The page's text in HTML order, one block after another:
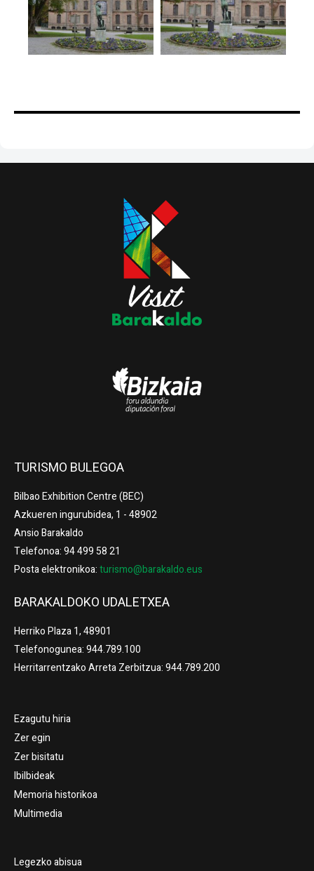
TURISMO BULEGOA
Bilbao Exhibition Centre (BEC)
Azkueren ingurubidea, 1 - 48902
Ansio Barakaldo
Telefonoa: 94 499 58 21
Posta elektronikoa:turismo@barakaldo.eus
BARAKALDOKO UDALETXEA
Herriko Plaza 1, 48901
Telefonogunea: 944.789.100
Herritarrentzako Arreta Zerbitzua: 944.789.200
Ezagutu hiria
Zer egin
Zer bisitatu
Ibilbideak
Memoria historikoa
Multimedia
Legezko abisua